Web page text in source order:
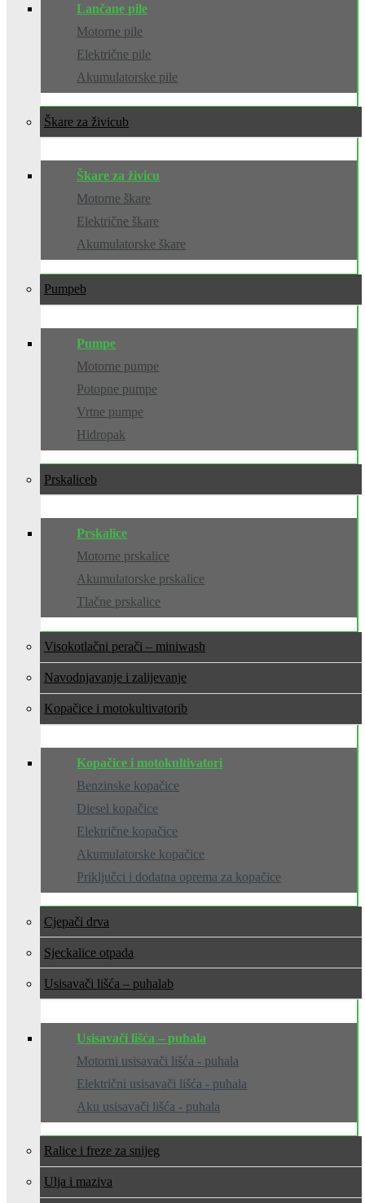
Lančane pile
Motorne pile
Električne pile
Akumulatorske pile
Škare za živicu
Škare za živicu
Motorne škare
Električne škare
Akumulatorske škare
Pumpe
Pumpe
Motorne pumpe
Potopne pumpe
Vrtne pumpe
Hidropak
Prskalice
Prskalice
Motorne prskalice
Akumulatorske prskalice
Tlačne prskalice
Visokotlačni perači – miniwash
Navodnjavanje i zalijevanje
Kopačice i motokultivatori
Kopačice i motokultivatori
Benzinske kopačice
Diesel kopačice
Električne kopačice
Akumulatorske kopačice
Priključci i dodatna oprema za kopačice
Cjepači drva
Sjeckalice otpada
Usisavači lišća – puhala
Usisavači lišća – puhala
Motorni usisavači lišća - puhala
Električni usisavači lišća - puhala
Aku usisavači lišća - puhala
Ralice i freze za snijeg
Ulja i maziva